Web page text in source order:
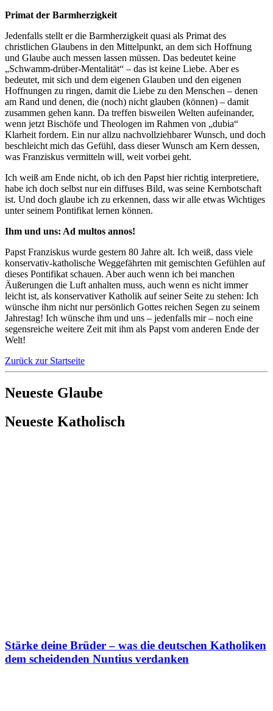
Primat der Barmherzigkeit
Jedenfalls stellt er die Barmherzigkeit quasi als Primat des
christlichen Glaubens in den Mittelpunkt, an dem sich Hoffnung
und Glaube auch messen lassen müssen. Das bedeutet keine
„Schwamm-drüber-Mentalität“ – das ist keine Liebe. Aber es
bedeutet, mit sich und dem eigenen Glauben und den eigenen
Hoffnungen zu ringen, damit die Liebe zu den Menschen – denen
am Rand und denen, die (noch) nicht glauben (können) – damit
zusammen gehen kann. Da treffen bisweilen Welten aufeinander,
wenn jetzt Bischöfe und Theologen im Rahmen von „dubia“
Klarheit fordern. Ein nur allzu nachvollziehbarer Wunsch, und doch
beschleicht mich das Gefühl, dass dieser Wunsch am Kern dessen,
was Franziskus vermitteln will, weit vorbei geht.
Ich weiß am Ende nicht, ob ich den Papst hier richtig interpretiere,
habe ich doch selbst nur ein diffuses Bild, was seine Kernbotschaft
ist. Und doch glaube ich zu erkennen, dass wir alle etwas Wichtiges
unter seinem Pontifikat lernen können.
Ihm und uns: Ad multos annos!
Papst Franziskus wurde gestern 80 Jahre alt. Ich weiß, dass viele
konservativ-katholische Weggefährten mit gemischten Gefühlen auf
dieses Pontifikat schauen. Aber auch wenn ich bei manchen
Äußerungen die Luft anhalten muss, auch wenn es nicht immer
leicht ist, als konservativer Katholik auf seiner Seite zu stehen: Ich
wünsche ihm nicht nur persönlich Gottes reichen Segen zu seinem
Jahrestag! Ich wünsche ihm und uns – jedenfalls mir – noch eine
segensreiche weitere Zeit mit ihm als Papst vom anderen Ende der
Welt!
Zurück zur Startseite
Neueste Glaube
Neueste Katholisch
Stärke deine Brüder – was die deutschen Katholiken
dem scheidenden Nuntius verdanken